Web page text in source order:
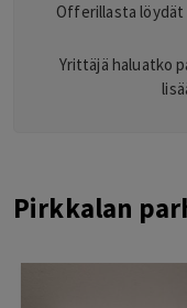
Offerillasta
Yrittäjä haluatko
Pirkkalan